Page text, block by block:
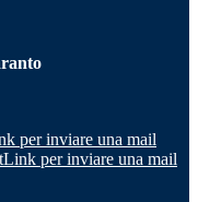
per inviare una mail
Link per inviare una mail